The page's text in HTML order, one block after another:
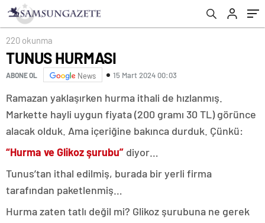
220 okunma
TUNUS HURMASI
ABONE OL News 15 Mart 2024 00:03
Ramazan yaklaşırken hurma ithali de hızlanmış.
Markette hayli uygun fiyata (200 gramı 30 TL) görünce
alacak olduk. Ama içeriğine bakınca durduk. Çünkü:
“Hurma ve Glikoz şurubu” diyor…
Tunus’tan ithal edilmiş, burada bir yerli firma
tarafından paketlenmiş…
Hurma zaten tatlı değil mi? Glikoz şurubuna ne gerek